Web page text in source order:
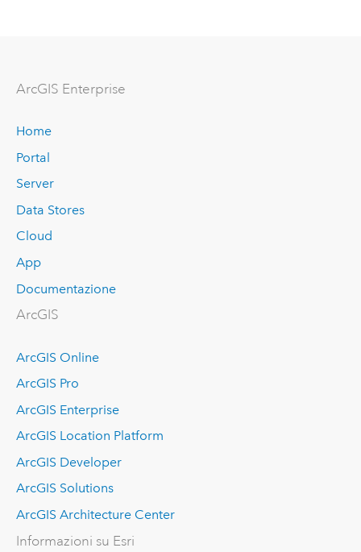
ArcGIS Enterprise
Home
Portal
Server
Data Stores
Cloud
App
Documentazione
ArcGIS
ArcGIS Online
ArcGIS Pro
ArcGIS Enterprise
ArcGIS Location Platform
ArcGIS Developer
ArcGIS Solutions
ArcGIS Architecture Center
Informazioni su Esri